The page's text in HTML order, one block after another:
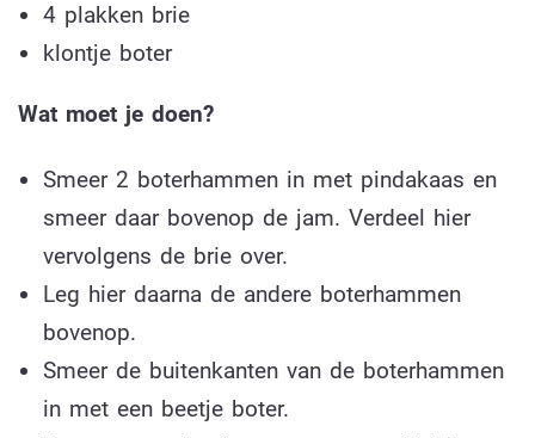
4 plakken brie
klontje boter
Wat moet je doen?
Smeer 2 boterhammen in met pindakaas en
smeer daar bovenop de jam. Verdeel hier
vervolgens de brie over.
Leg hier daarna de andere boterhammen
bovenop.
Smeer de buitenkanten van de boterhammen
in met een beetje boter.